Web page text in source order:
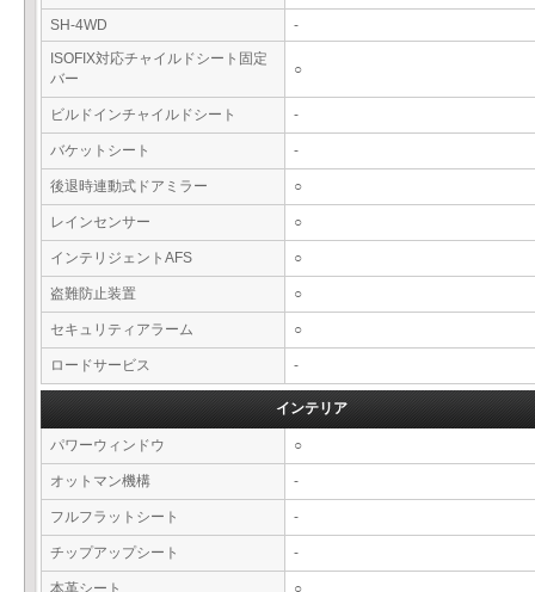
SH-4WD
-
ISOFIX対応チャイルドシート固定
バー
○
ビルドインチャイルドシート -
バケットシート -
後退時連動式ドアミラー ○
レインセンサー ○
インテリジェントAFS ○
盗難防止装置 ○
セキュリティアラーム ○
ロードサービス -
インテリア
パワーウィンドウ ○
オットマン機構 -
フルフラットシート -
チップアップシート -
本革シート ○